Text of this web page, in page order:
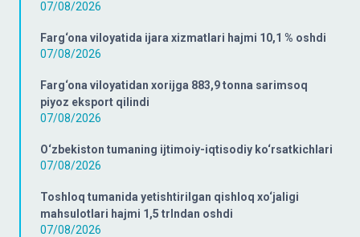
07/08/2026
Farg‘ona viloyatida ijara xizmatlari hajmi 10,1 % oshdi
07/08/2026
Farg‘ona viloyatidan xorijga 883,9 tonna sarimsoq
piyoz eksport qilindi
07/08/2026
O‘zbekiston tumaning ijtimoiy-iqtisodiy ko‘rsatkichlari
07/08/2026
Toshloq tumanida yetishtirilgan qishloq xo‘jaligi
mahsulotlari hajmi 1,5 trlndan oshdi
07/08/2026